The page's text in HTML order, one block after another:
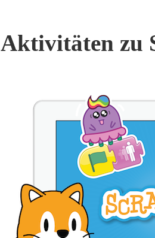
Aktivitäten zu